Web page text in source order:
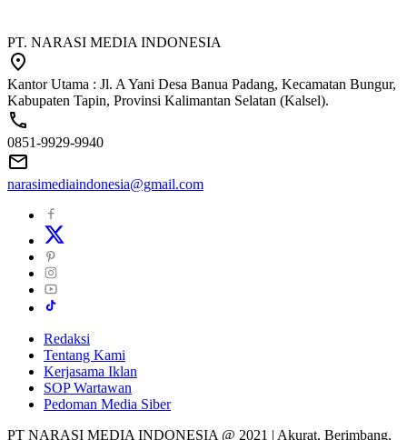
PT. NARASI MEDIA INDONESIA
Kantor Utama : Jl. A Yani Desa Banua Padang, Kecamatan Bungur,
Kabupaten Tapin, Provinsi Kalimantan Selatan (Kalsel).
0851-9929-9940
narasimediaindonesia@gmail.com
Redaksi
Tentang Kami
Kerjasama Iklan
SOP Wartawan
Pedoman Media Siber
PT NARASI MEDIA INDONESIA @ 2021 | Akurat, Berimbang,